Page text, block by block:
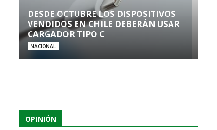
DESDE OCTUBRE LOS DISPOSITIVOS
VENDIDOS EN CHILE DEBERÁN USAR
CARGADOR TIPO C
NACIONAL
OPINIÓN